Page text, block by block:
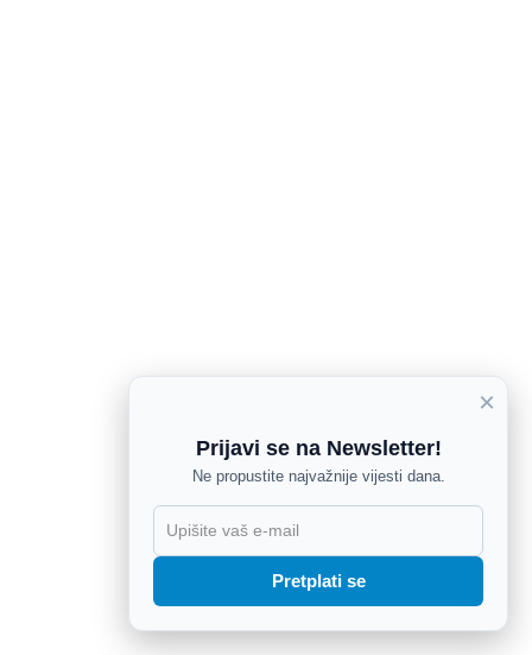
×
Prijavi se na Newsletter!
Ne propustite najvažnije vijesti dana.
Pretplati se